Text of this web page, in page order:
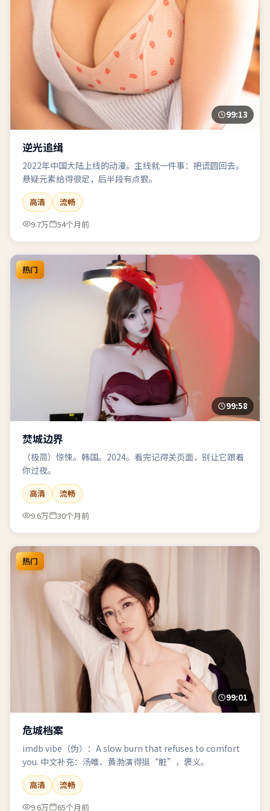
99:13
逆光追缉
2022年中国大陆上线的动漫。主线就一件事：把谎圆回去。
悬疑元素给得很足，后半段有点狠。
高清
流畅
9.7万
54个月前
热门
99:58
焚城边界
（极简）惊悚。韩国。2024。看完记得关页面，别让它跟着
你过夜。
高清
流畅
9.6万
30个月前
热门
99:01
危城档案
imdb vibe（伪）：A slow burn that refuses to comfort
you. 中文补充：汤唯、黄渤演得挺“脏”，褒义。
高清
流畅
9.6万
65个月前